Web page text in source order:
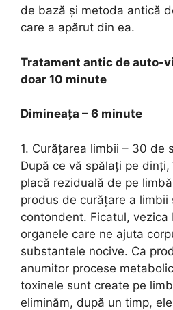
de bază și metoda antică
care a apărut din ea.
Tratament antic de auto-
doar 10 minute
Dimineața – 6 minute
1. Curățarea limbii – 30 de
După ce vă spălați pe
placă reziduală de pe
produs de curățare a limbii
contondent. Ficatul,
organele care ne ajuta
substantele nocive. Ca
anumitor procese
toxinele sunt create pe
eliminăm, după un timp,